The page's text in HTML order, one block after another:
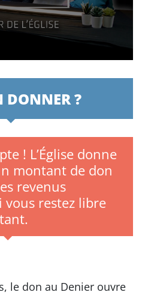
DONNER ?
! L’Église donne
montant de don
revenus
vous restez libre
le don au Denier ouvre